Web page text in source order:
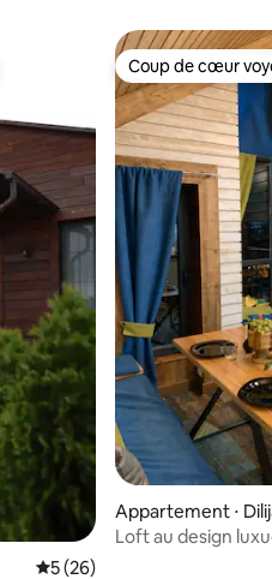
: 5 sur 5
appréciés
Évaluation moyenne sur la
5 (26)
Coup de cœur
Coup de cœur
Appartement ⋅
Loft au design